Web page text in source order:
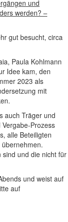
und
werden? –
gut besucht, circa
Paula Kohlmann
Idee kam, den
2023 als
mit
auch Träger und
Prozess
alle Beteiligten
sind und die nicht für
und weist auf
auf